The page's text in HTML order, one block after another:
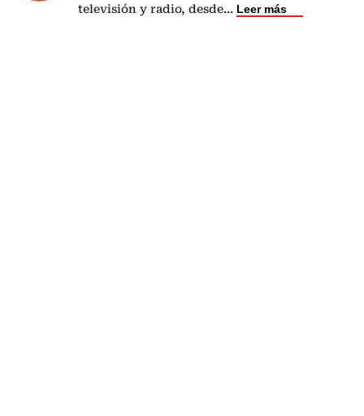
televisión y radio, desde... Leer más